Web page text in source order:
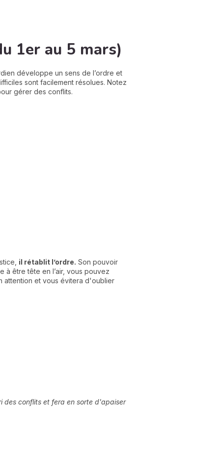
1er au 5 mars)
développe un sens de l’ordre et
sont facilement résolues. Notez
gérer des conflits.
il rétablit l’ordre. Son pouvoir
à être tête en l’air, vous pouvez
attention et vous évitera d'oublier
des conflits et fera en sorte d'apaiser